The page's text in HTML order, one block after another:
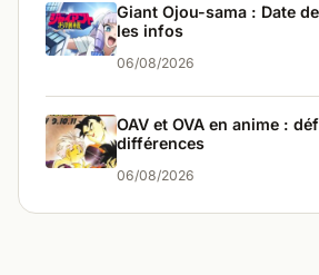
Giant Ojou-sama : Date
les infos
06/08/2026
OAV et OVA en anime :
différences
06/08/2026